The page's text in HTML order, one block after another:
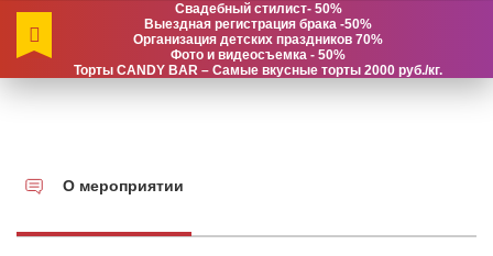
Свадебный стилист- 50%
Выездная регистрация брака -50%
Организация детских праздников 70%
Фото и видеосъемка - 50%
Торты CANDY BAR – Самые вкусные торты 2000 руб./кг.
О мероприятии